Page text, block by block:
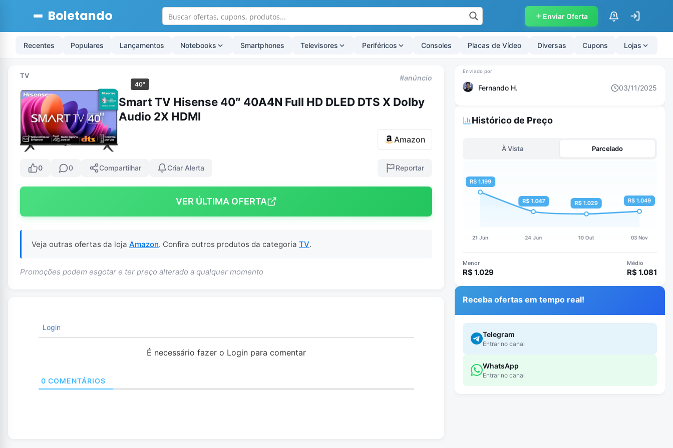
Boletando Enviar Oferta $
Recentes Populares Lançamentos Notebooks Smartphones Televisores Periféricos Consoles Placas de Vídeo Diversas Cupons Lojas
TV
40"
#anúncio
Smart TV Hisense 40″ 40A4N Full HD DLED DTS X Dolby
Audio 2X HDMI
Amazon
0 0 Compartilhar Criar Alerta Reportar
VER ÚLTIMA OFERTA
Veja outras ofertas da loja Amazon. Confira outros produtos da categoria TV.
Promoções podem esgotar e ter preço alterado a qualquer momento
Login
É necessário fazer o Login para comentar
0 COMENTÁRIOS
Fernando H. 03/11/2025
Histórico de Preço
À Vista Parcelado
Menor
R$ 1.029
Médio
R$ 1.081
Receba ofertas em tempo real!
Telegram
Entrar no canal
WhatsApp
Entrar no canal